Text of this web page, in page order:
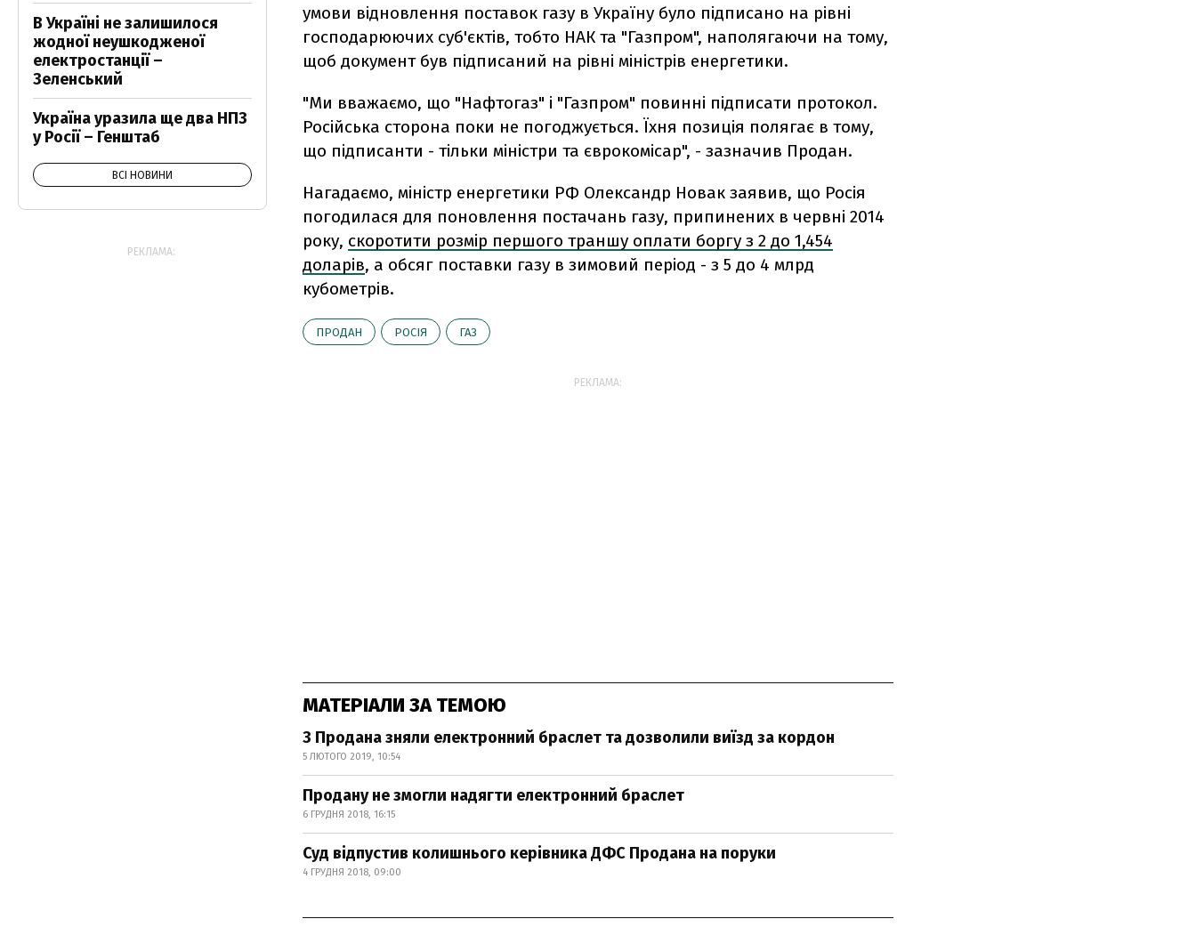
умови відновлення поставок газу в Україну було підписано на рівні
господарюючих суб'єктів, тобто НАК та "Газпром", наполягаючи на тому,
щоб документ був підписаний на рівні міністрів енергетики.
"Ми вважаємо, що "Нафтогаз" і "Газпром" повинні підписати протокол.
Російська сторона поки не погоджується. Їхня позиція полягає в тому,
що підписанти - тільки міністри та єврокомісар", - зазначив Продан.
Нагадаємо, міністр енергетики РФ Олександр Новак заявив, що Росія
погодилася для поновлення постачань газу, припинених в червні 2014
року, скоротити розмір першого траншу оплати боргу з 2 до 1,454
доларів, а обсяг поставки газу в зимовий період - з 5 до 4 млрд
кубометрів.
ПРОДАН РОСІЯ ГАЗ
РЕКЛАМА:
МАТЕРІАЛИ ЗА ТЕМОЮ
З Продана зняли електронний браслет та дозволили виїзд за кордон
5 ЛЮТОГО 2019, 10:54
Продану не змогли надягти електронний браслет
6 ГРУДНЯ 2018, 16:15
Суд відпустив колишнього керівника ДФС Продана на поруки
4 ГРУДНЯ 2018, 09:00
В Україні не залишилося
жодної неушкодженої
електростанції –
Зеленський
Україна уразила ще два НПЗ
у Росії – Генштаб
ВСІ НОВИНИ
РЕКЛАМА: